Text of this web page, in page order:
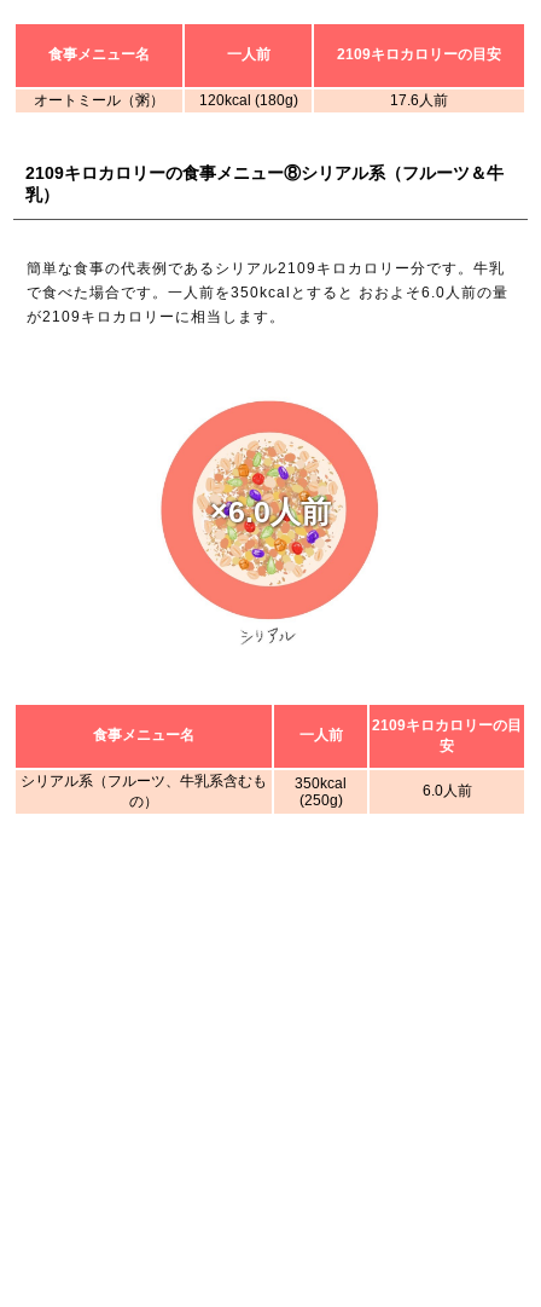
食事メニュー名 一人前 2109キロカロリーの目安
オートミール（粥） 120kcal (180g) 17.6人前
2109キロカロリーの食事メニュー⑧シリアル系（フルーツ＆牛
乳）
簡単な食事の代表例であるシリアル2109キロカロリー分です。牛乳
で食べた場合です。一人前を350kcalとすると おおよそ6.0人前の量
が2109キロカロリーに相当します。
×6.0人前
食事メニュー名 一人前
2109キロカロリーの目
安
シリアル系（フルーツ、牛乳系含むも
の）
350kcal
(250g)
6.0人前